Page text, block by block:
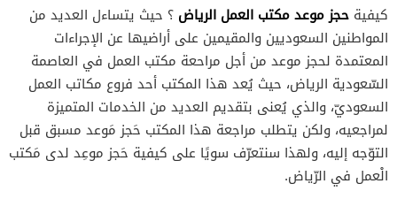
كيفية حجز موعد مكتب العمل الرياض ؟ حيث يتساءل العديد من
المواطنين السعوديين والمقيمين على أراضيها عن الإجراءات
المعتمدة لحجز موعد من أجل مراحعة مكتب العمل في العاصمة
السّعودية الرياض، حيث يُعد هذا المكتب أحد فروع مكاتب العمل
السعوديّ، والذي يُعنى بتقديم العديد من الخدمات المتميزة
لمراجعيه، ولكن يتطلب مراجعة هذا المكتب حَجز مَوعد مسبق قبل
التوّجه إليه، ولهذا سنتعرّف سويًا على كيفية حَجز موعِد لدى مَكتب
الْعمل في الرّياض.